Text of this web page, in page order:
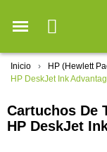
Inicio HP (Hewlett
HP DeskJet Ink
Cartuchos De
HP DeskJet